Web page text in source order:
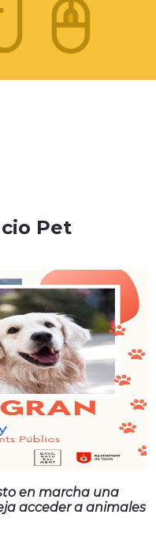
Pet
en marcha una
acceder a animales